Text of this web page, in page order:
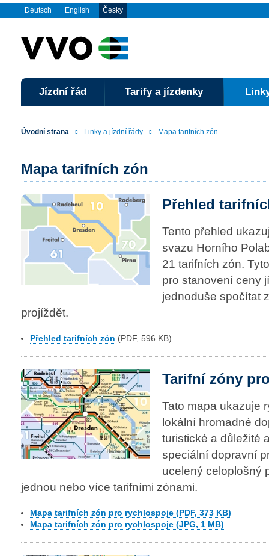
Deutsch English Česky
Jízdní řád Tarify a jízdenky
Úvodní strana Linky a jízdní řády Mapa tarifních zón
Mapa tarifních zón
Přehled
Tento přehled
svazu Horního
21 tarifních zón.
pro stanovení ceny
jednoduše spočítat
projíždět.
Přehled tarifních zón (PDF, 596 KB)
Tarifní zóny
Tato mapa ukazuje
lokální hromadné
turistické a důležité
speciální dopravní
ucelený celoplošný
jednou nebo více tarifními zónami.
Mapa tarifních zón pro rychlospoje (PDF, 373 KB)
Mapa tarifních zón pro rychlospoje (JPG, 1 MB)